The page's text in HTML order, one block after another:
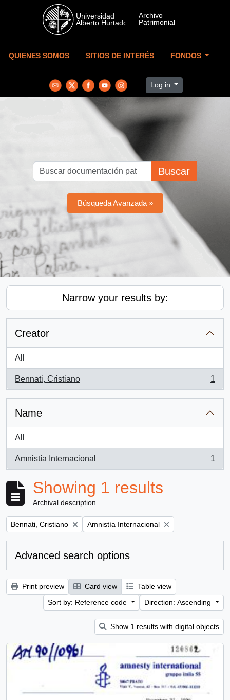
Skip to main content
QUIENES SOMOS SITIOS DE INTERÉS FONDOS
Log in
Buscar
Búsqueda Avanzada »
Narrow your results by:
Creator
All
Bennati, Cristiano
, 1 results
1
Name
All
Amnistía Internacional
, 1 results
1
Showing 1 results
Archival description
Remove filter:
Bennati, Cristiano Remove filter:
Amnistía Internacional
Advanced search options
Print preview Card view
Table view
Sort by: Reference code
Direction: Ascending
Show 1 results with digital objects